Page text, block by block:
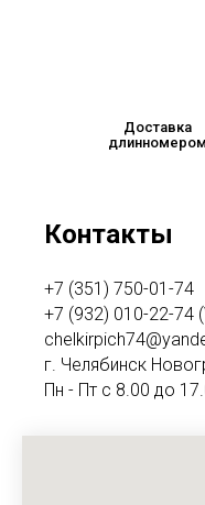
Доставка
длинномером
Контакты
+7 (351) 750-01-74
+7 (932) 010-22-74
г. Челябинск
Пн - Пт с 8.00 до